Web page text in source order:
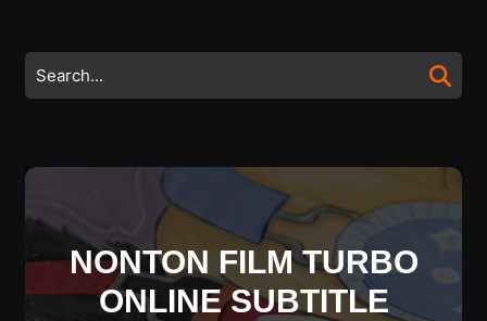
content
Search
for:
NONTON FILM TURBO
ONLINE SUBTITLE